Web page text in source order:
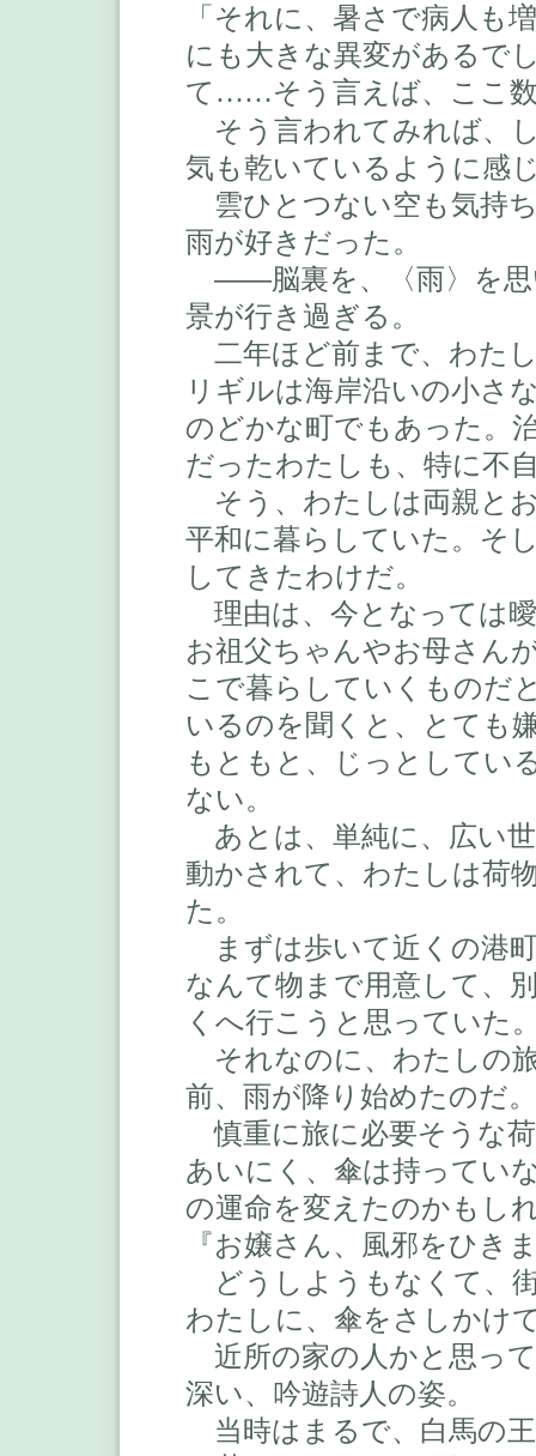
「それに、暑さで病人も
にも大きな異変があるで
て ……そう言えば、ここ
そう言われてみれば、
気も乾いているように感
雲ひとつない空も気持
雨が好きだった。
――脳裏を、〈雨〉を思
景が行き過ぎる。
二年ほど前まで、わた
リギルは海岸沿いの小さ
のどかな町でもあった。
だったわたしも、特に不
そう、わたしは両親と
平和に暮らしていた。そ
してきたわけだ。
理由は、今となっては
お祖父ちゃんやお母さん
こで暮らしていくものだ
いるのを聞くと、とても
もともと、じっとしてい
ない。
あとは、単純に、広い
動かされて、わたしは荷
た。
まずは歩いて近くの港
なんて物まで用意して、
くへ行こうと思っていた
それなのに、わたしの
前、雨が降り始めたのだ。
慎重に旅に必要そうな
あいにく、傘は持って
の運命を変えたのかもし
『お嬢さん、風邪をひき
どうしようもなくて、
わたしに、傘をさしかけ
近所の家の人かと思っ
深い、吟遊詩人の姿。
当時はまるで、白馬の